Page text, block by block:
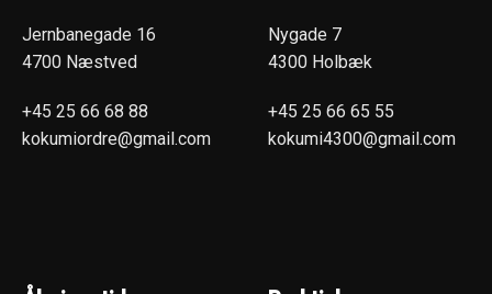
Jernbanegade 16
4700 Næstved
+45 25 66 68 88
kokumiordre@gmail.com
Nygade 7
4300 Holbæk
+45 25 66 65 55
kokumi4300@gmail.com